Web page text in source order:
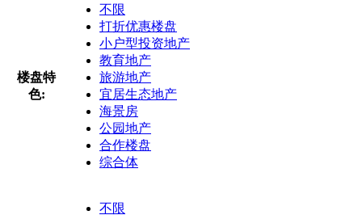
楼盘特
色:
不限
打折优惠楼盘
小户型投资地产
教育地产
旅游地产
宜居生态地产
海景房
公园地产
合作楼盘
综合体
不限